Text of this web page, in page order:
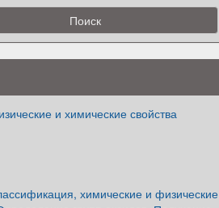
и химические свойства
химические и физические